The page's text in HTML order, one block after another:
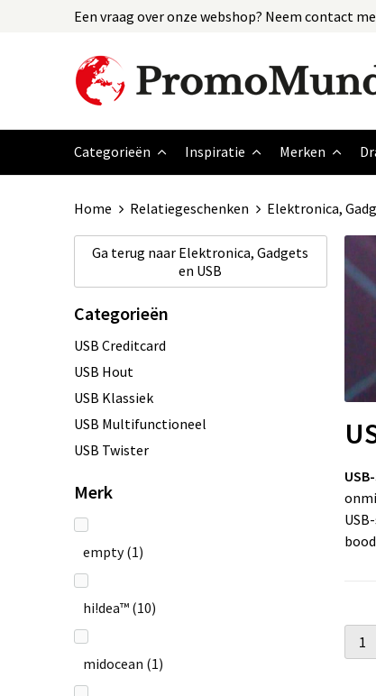
Een vraag over onze webshop? Neem contact
Categorieën Inspiratie Merken
Home Relatiegeschenken Elektronica,
Ga terug naar Elektronica, Gadgets
en USB
Categorieën
USB Creditcard
USB Hout
USB Klassiek
USB Multifunctioneel
USB Twister
Merk
empty (1)
hi!dea™ (10)
midocean (1)
1